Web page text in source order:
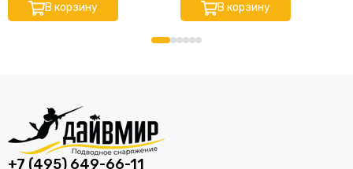
В корзину В корзину
+7 (495) 649-66-11